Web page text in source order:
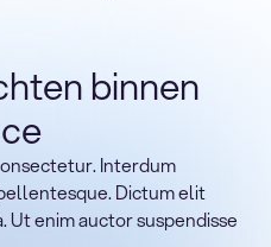
binnen
Interdum
Dictum elit
Ut enim auctor suspendisse